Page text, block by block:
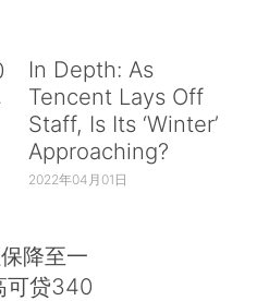
In Depth: As
Tencent Lays Off
Staff, Is Its ‘Winter’
Approaching?
2022年04月01日
降至一
可贷340